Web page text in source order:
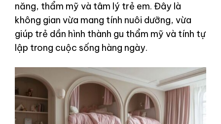
năng, thẩm mỹ và tâm lý trẻ em. Đây là
không gian vừa mang tính nuôi dưỡng, vừa
giúp trẻ dần hình thành gu thẩm mỹ và tính tự
lập trong cuộc sống hàng ngày.